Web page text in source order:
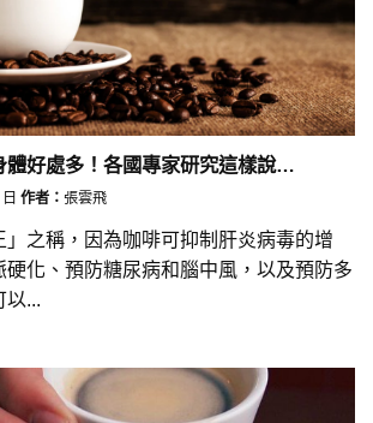
體好處多！各國專家研究這樣說…
作者： 張雲飛
」之稱，因為咖啡可抑制肝炎病毒的增
硬化、預防糖尿病和腦中風，以及預防多
以...